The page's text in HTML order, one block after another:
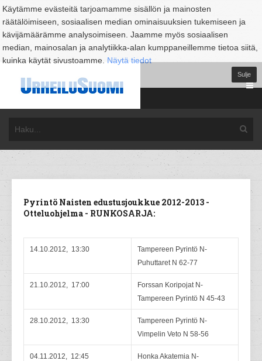
Käytämme evästeitä tarjoamamme sisällön ja mainosten
räätälöimiseen, sosiaalisen median ominaisuuksien tukemiseen ja
kävijämäärämme analysoimiseen. Jaamme myös sosiaalisen
median, mainosalan ja analytiikka-alan kumppaneillemme tietoa siitä,
kuinka käytät sivustoamme. Näytä tiedot
Sulje
Pyrintö Naisten edustusjoukkue 2012-2013 -
Otteluohjelma - RUNKOSARJA:
14.10.2012, 13:30
Tampereen Pyrintö N-
Puhuttaret N 62-77
21.10.2012, 17:00
Forssan Koripojat N-
Tampereen Pyrintö N 45-43
28.10.2012, 13:30
Tampereen Pyrintö N-
Vimpelin Veto N 58-56
04.11.2012, 12:45
Honka Akatemia N-